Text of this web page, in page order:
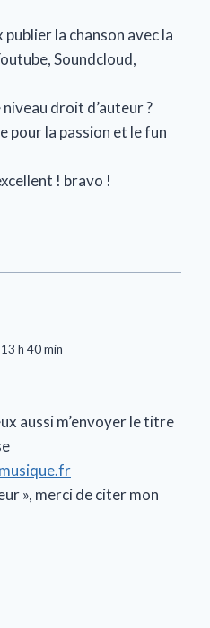
publier la chanson avec la
Soundcloud,
droit d’auteur ?
pour la passion et le fun
! bravo !
h 40 min
aussi m’envoyer le titre
», merci de citer mon